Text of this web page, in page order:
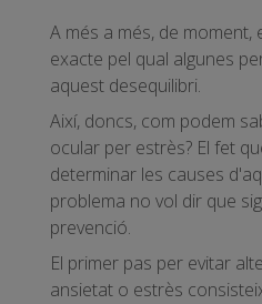
A més a més, de moment,
exacte pel qual algunes
aquest desequilibri.
Així, doncs, com podem
ocular per estrès? El fet
determinar les causes
problema no vol dir que
prevenció.
El primer pas per evitar
ansietat o estrès